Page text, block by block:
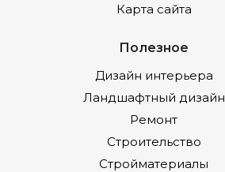
Карта сайта
Полезное
Дизайн интерьера
Ландшафтный дизайн
Ремонт
Строительство
Стройматериалы